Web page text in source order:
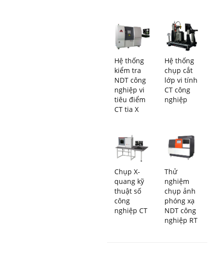
Hệ thống
kiểm tra
NDT công
nghiệp vi
tiêu điểm
CT tia X
Hệ thống
chụp cắt
lớp vi tính
CT công
nghiệp
Chụp X-
quang kỹ
thuật số
công
nghiệp CT
Thử
nghiệm
chụp ảnh
phóng xạ
NDT công
nghiệp RT